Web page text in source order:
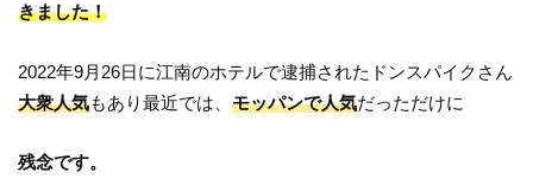
きました！
2022年9月26日に江南のホテルで逮捕されたドンスパイクさん
大衆人気もあり最近では、モッパンで人気だっただけに
残念です。